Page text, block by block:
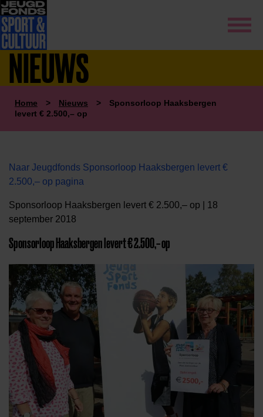
NIEUWS
Home > Nieuws >
Sponsorloop Haaksbergen
levert € 2.500,– op
Naar Jeugdfonds Sponsorloop Haaksbergen levert €
2.500,– op pagina
Sponsorloop Haaksbergen levert € 2.500,– op | 18
september 2018
Sponsorloop Haaksbergen levert € 2.500,– op